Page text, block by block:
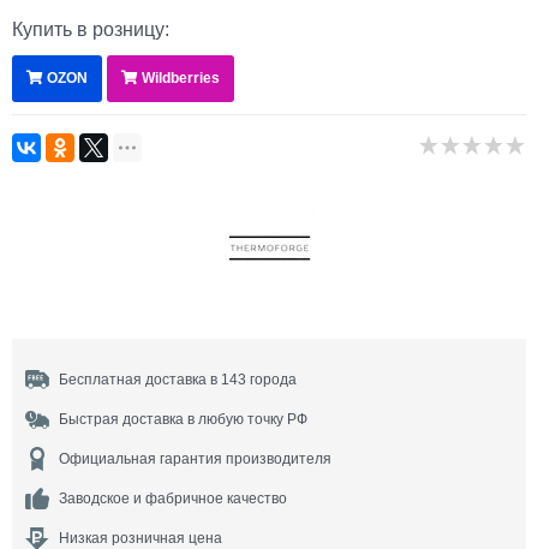
Купить в розницу:
OZON Wildberries
Бесплатная доставка в 143 города
Быстрая доставка в любую точку РФ
Официальная гарантия производителя
Заводское и фабричное качество
Низкая розничная цена